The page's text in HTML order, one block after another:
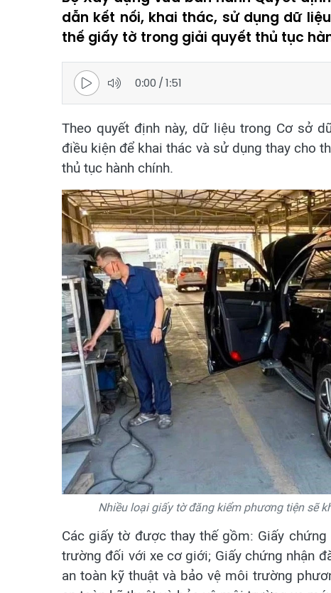
dẫn kết nối, khai thác, sử dụng dữ
thế giấy tờ trong giải quyết thủ tục
0:00 /1:51
Theo quyết định này, dữ liệu trong Cơ sở
điều kiện để khai thác và sử dụng thay cho
thủ tục hành chính.
Nhiều loại giấy tờ đăng kiểm phương tiện sẽ
Các giấy tờ được thay thế gồm: Giấy
trường đối với xe cơ giới; Giấy chứng nhận
an toàn kỹ thuật và bảo vệ môi trường